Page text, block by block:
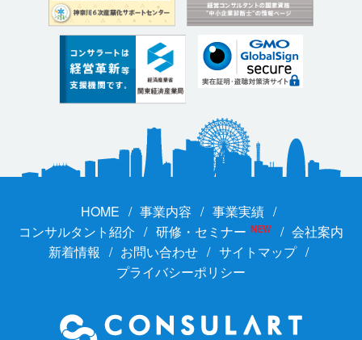
HOME 事業内容
事業実績
コンサルタント紹介
研修・セミナー NEW
会社案内
新着情報
お問い合わせ
サイトマップ
プライバシーポリシー